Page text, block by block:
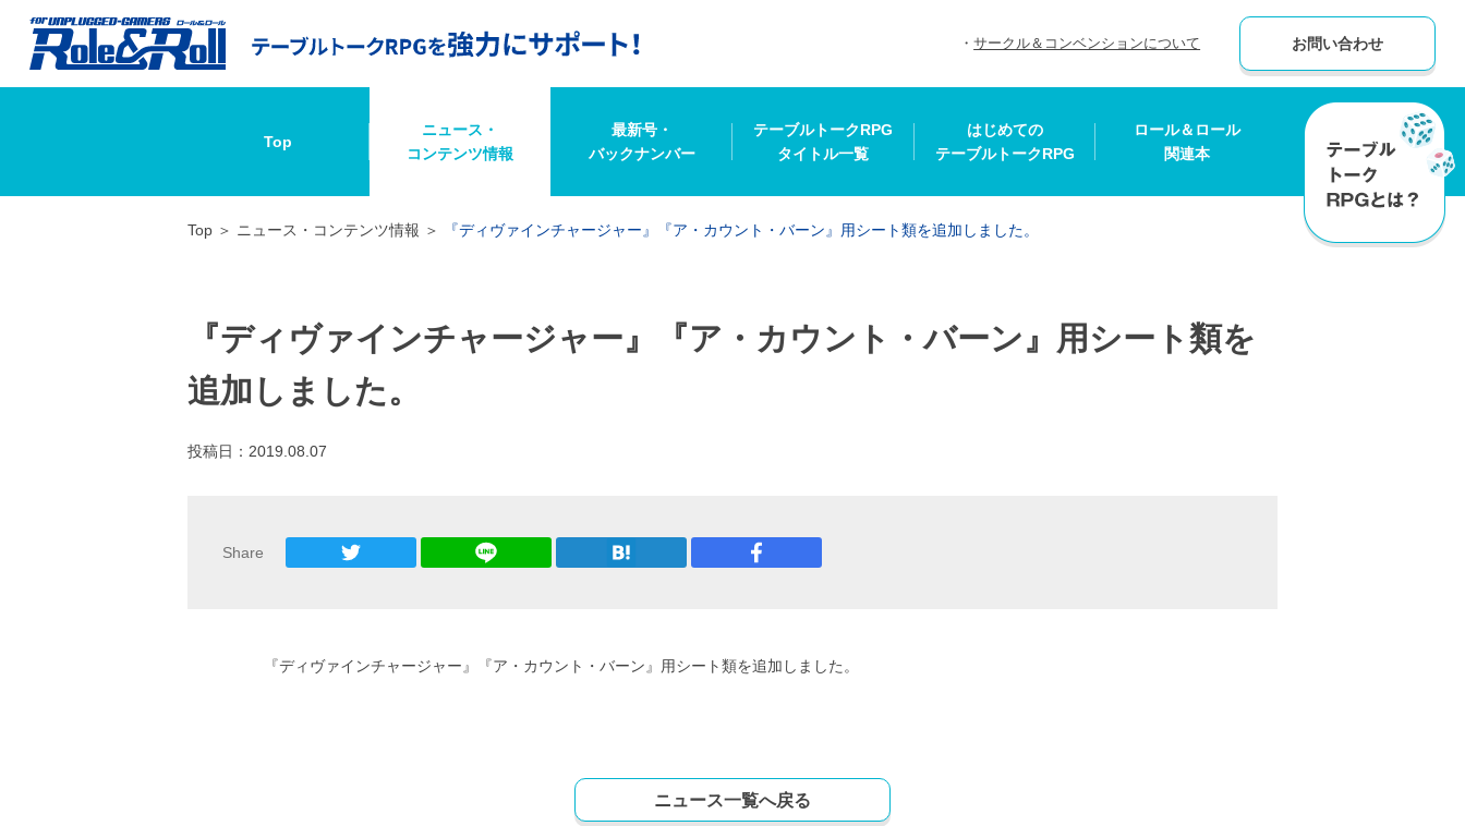
サークル＆コンベンションについて お問い合わせ
Top
ニュース・
コンテンツ情報
最新号・
バックナンバー
テーブルトークRPG
タイトル一覧
はじめての
テーブルトークRPG
ロール＆ロール
関連本
Top ニュース・コンテンツ情報 『ディヴァインチャージャー』『ア・カウント・バーン』用シート類を追加しました。
『ディヴァインチャージャー』『ア・カウント・バーン』用シート類を
追加しました。
投稿日： 2019.08.07
Share
『ディヴァインチャージャー』『ア・カウント・バーン』用シート類を追加しました。
ニュース一覧へ戻る